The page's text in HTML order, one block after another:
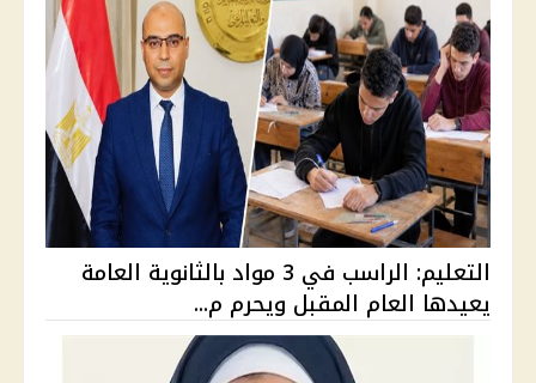
التعليم: الراسب في 3 مواد بالثانوية العامة
يعيدها العام المقبل ويحرم م...